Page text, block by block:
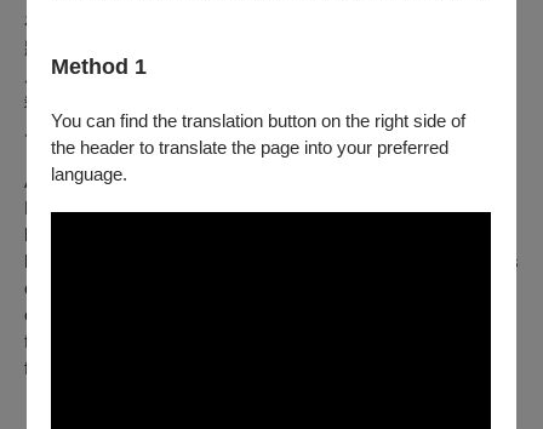
Method 1
You can find the translation button on the right side of
the header to translate the page into your preferred
language.
在陽剛暴力主宰銀幕的1970年代，邱剛健大膽挑戰情慾禁忌，
將扭曲的愛與復仇交織成致命的動作與浪漫奇情之作。導演楚
原構築出如夢似幻的罪惡之城，影像風格有如當時日本的異色
剝削電影。即便放到當代眼光審視，本片在主流電影體制下所
展現的先鋒與突破性，依舊令人震撼。
Abducted into prostitution, Ai Nu trades forbidden love for the
Madame's deadly martial arts to execute her revenge. Yet,
beneath the bloodshed, their calculative bond remains
hauntingly entangled. Amid 1970s hyper-masculine martial arts
cinema, Chiu Kang-chien defied taboos, weaving a lethal blend
of action and gothic romance akin to Japanese exploitation
films. Even today, the film remains strikingly groundbreaking
for its cult boldness within mainstream cinema.